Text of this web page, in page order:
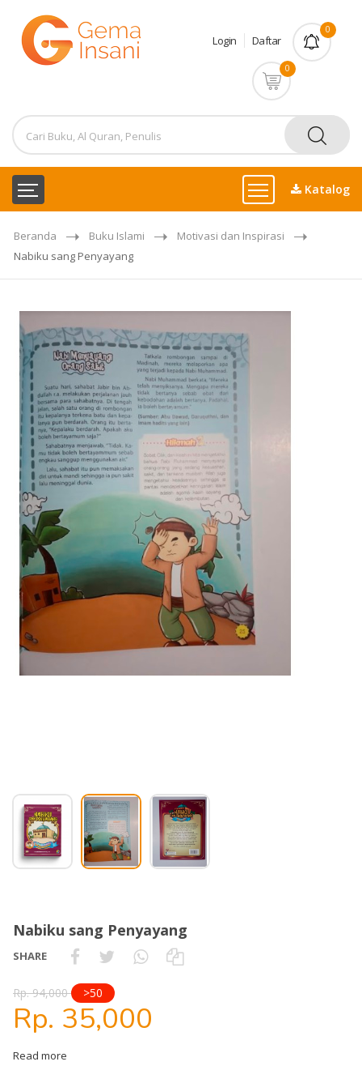
Login Daftar
0
0
Katalog
Beranda Buku Islami
Motivasi dan Inspirasi
Nabiku sang Penyayang
Nabiku sang Penyayang
SHARE
Rp. 94,000 >50
Rp. 35,000
Read more